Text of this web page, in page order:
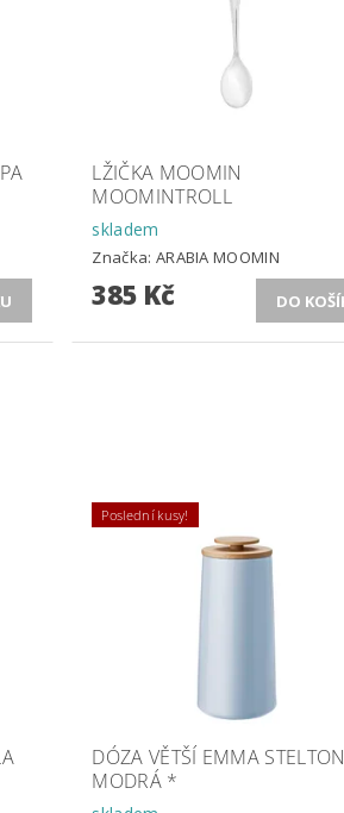
LŽIČKA MOOMIN
MOOMINTROLL
skladem
Značka: ARABIA MOOMIN
385 Kč
Poslední kusy!
DÓZA VĚTŠÍ EMMA STELTON
MODRÁ *